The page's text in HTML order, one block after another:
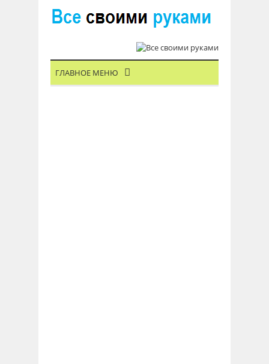
ГЛАВНОЕ МЕНЮ